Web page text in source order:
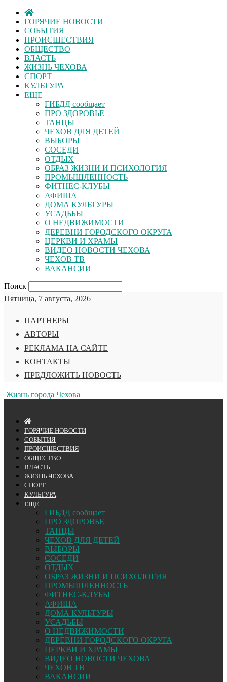
ГОРЯЧИЕ НОВОСТИ
СОБЫТИЯ
ПРОИСШЕСТВИЯ
ОБЩЕСТВО
ВЛАСТЬ
ЖИЗНЬ ЧЕХОВА
СПОРТ
КУЛЬТУРА
ЕЩЕ
ГИБДД сообщает
ПРО ЗДОРОВЬЕ
ТАНЦЫ
ЧЕХОВ ДЛЯ ДЕТЕЙ
ВЫБОРЫ
СОСЕДИ
ОТДЫХ
ОБРАЗ ЖИЗНИ И ПСИХОЛОГИЯ
ПРОМЫШЛЕННОСТЬ
ФИТНЕС-КЛУБЫ
АФИША
ДОМА КУЛЬТУРЫ
УСАДЬБЫ
О НЕДВИЖИМОСТИ
ДЕРЕВНИ ГОРОДСКОГО ОКРУГА
ЦЕРКВИ И ХРАМЫ
ВИДЕО НОВОСТИ ЧЕХОВА
ЧЕХОВ ТВ
ВАКАНСИИ
Поиск
Пятница, 7 августа, 2026
ПАРТНЕРЫ
АВТОРЫ
РЕКЛАМА НА САЙТЕ
КОНТАКТЫ
ПРЕДЛОЖИТЬ НОВОСТЬ
Жизнь города Чехова
ГОРЯЧИЕ НОВОСТИ
СОБЫТИЯ
ПРОИСШЕСТВИЯ
ОБЩЕСТВО
ВЛАСТЬ
ЖИЗНЬ ЧЕХОВА
СПОРТ
КУЛЬТУРА
ЕЩЕ
ГИБДД сообщает
ПРО ЗДОРОВЬЕ
ТАНЦЫ
ЧЕХОВ ДЛЯ ДЕТЕЙ
ВЫБОРЫ
СОСЕДИ
ОТДЫХ
ОБРАЗ ЖИЗНИ И ПСИХОЛОГИЯ
ПРОМЫШЛЕННОСТЬ
ФИТНЕС-КЛУБЫ
АФИША
ДОМА КУЛЬТУРЫ
УСАДЬБЫ
О НЕДВИЖИМОСТИ
ДЕРЕВНИ ГОРОДСКОГО ОКРУГА
ЦЕРКВИ И ХРАМЫ
ВИДЕО НОВОСТИ ЧЕХОВА
ЧЕХОВ ТВ
ВАКАНСИИ